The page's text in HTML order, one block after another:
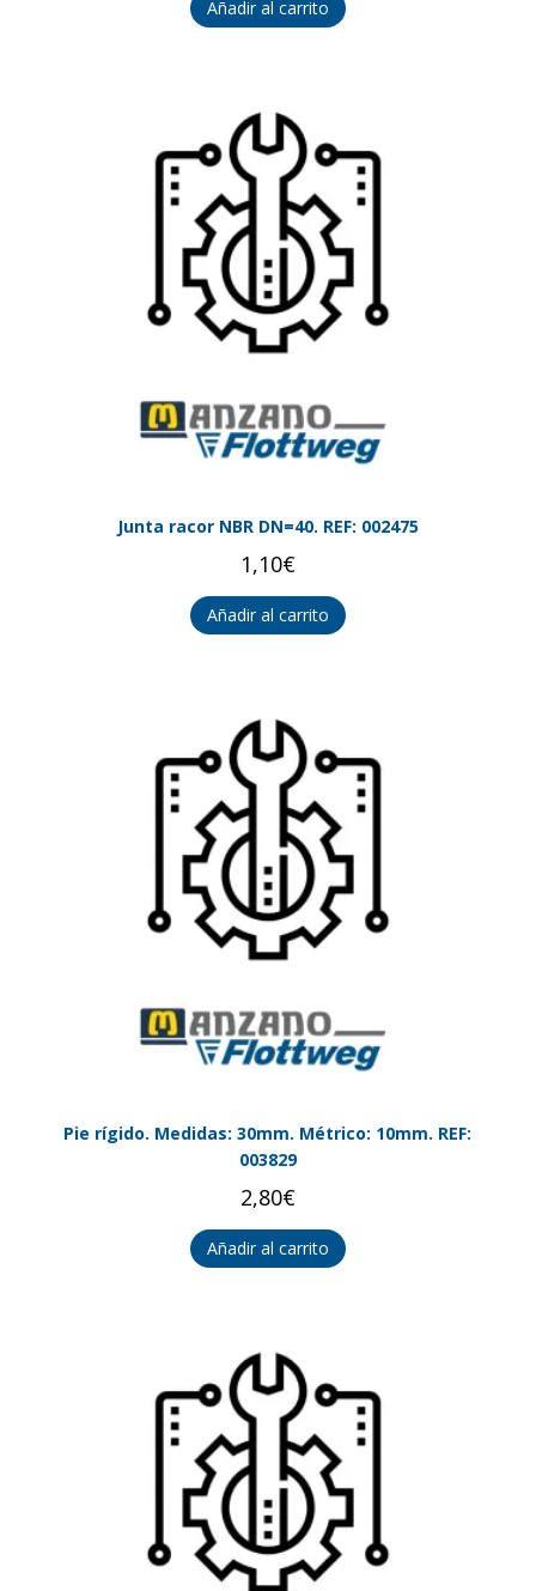
Añadir al carrito
Junta racor NBR DN=40. REF: 002475
1,10€
Añadir al carrito
Pie rígido. Medidas: 30mm. Métrico: 10mm. REF:
003829
2,80€
Añadir al carrito